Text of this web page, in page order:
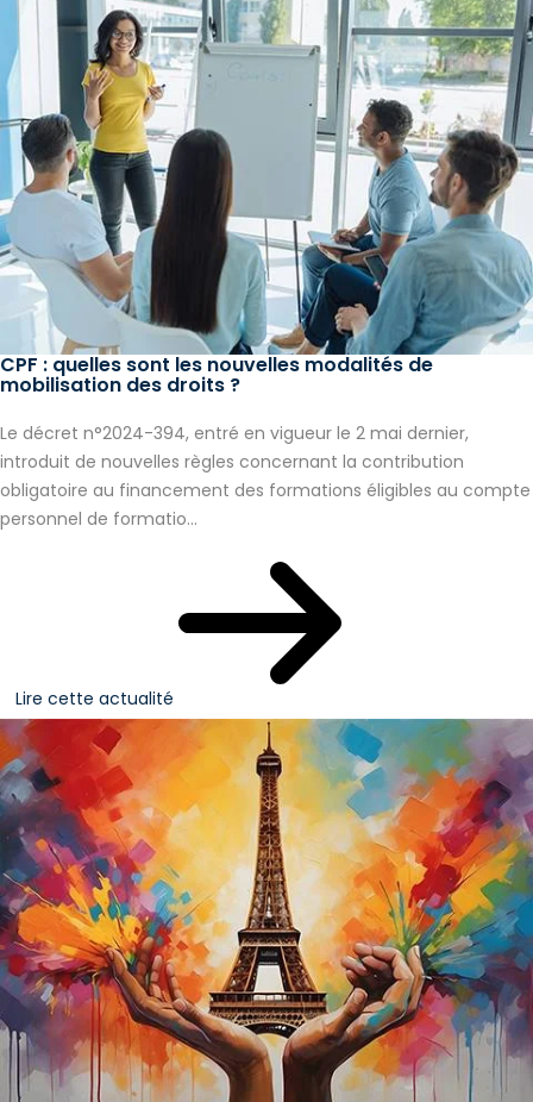
CPF : quelles sont les nouvelles modalités de
mobilisation des droits ?
Le décret n°2024-394, entré en vigueur le 2 mai dernier,
introduit de nouvelles règles concernant la contribution
obligatoire au financement des formations éligibles au compte
personnel de formatio...
Lire cette actualité